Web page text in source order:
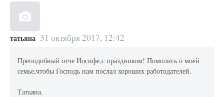
татьяна 31 октября 2017, 12:42
Преподобный отче Иосифе,с праздником! Помолись о моей
семье,чтобы Господь нам послал хороших работодателей.
Татьяна.